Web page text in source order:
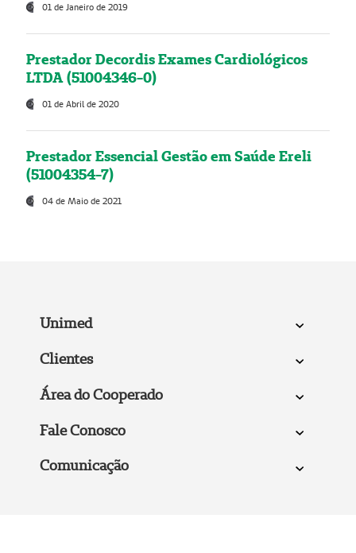
01 de Janeiro de 2019
Prestador Decordis Exames Cardiológicos
LTDA (51004346-0)
01 de Abril de 2020
Prestador Essencial Gestão em Saúde Ereli
(51004354-7)
04 de Maio de 2021
Unimed
Clientes
Área do Cooperado
Fale Conosco
Comunicação